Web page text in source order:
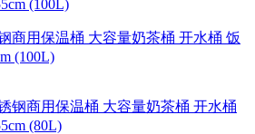
商用保温桶 大容量奶茶桶 开水桶 饭
(100L)